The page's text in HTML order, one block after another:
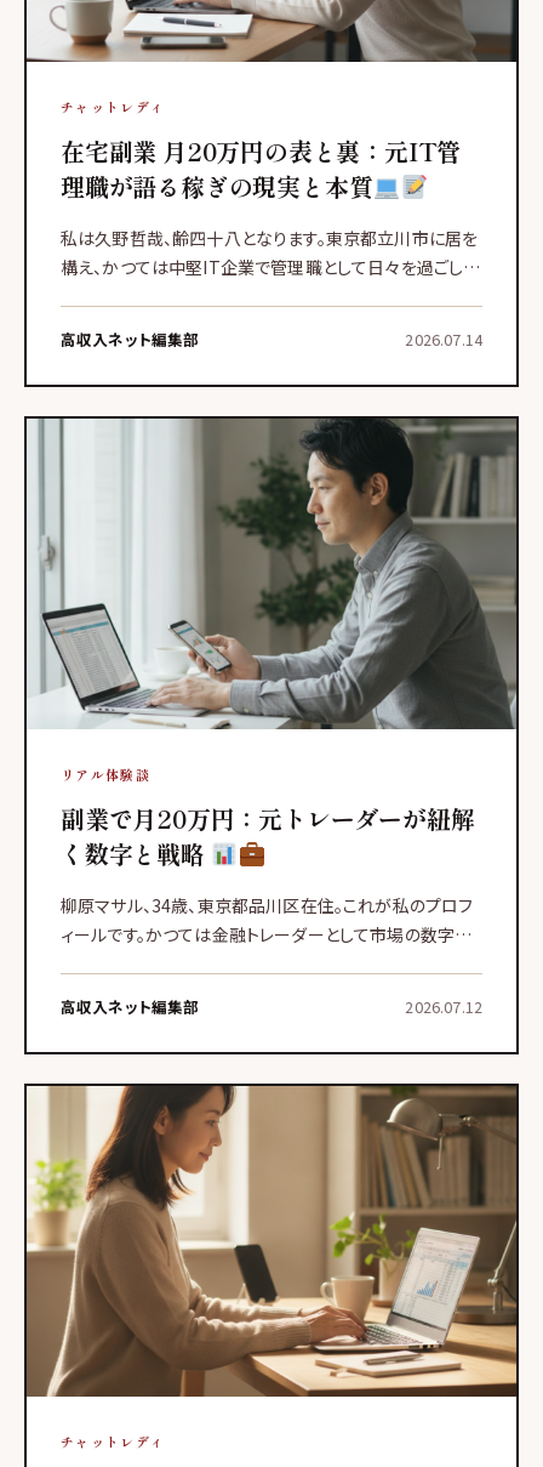
チャットレディ
在宅副業 月20万円の表と裏：元IT管
理職が語る稼ぎの現実と本質
私は久野哲哉、齢四十八となります。東京都立川市に居を
構え、かつては中堅IT企業で管理職として日々を過ごして
のメール
高収入ネット編集部 2026.07.14
リアル体験談
副業で月20万円：元トレーダーが紐解
く数字と戦略
柳原マサル、34歳、東京都品川区在住。これが私のプロフ
ィールです。かつては金融トレーダーとして市場の数字と
の安定収
高収入ネット編集部 2026.07.12
チャットレディ